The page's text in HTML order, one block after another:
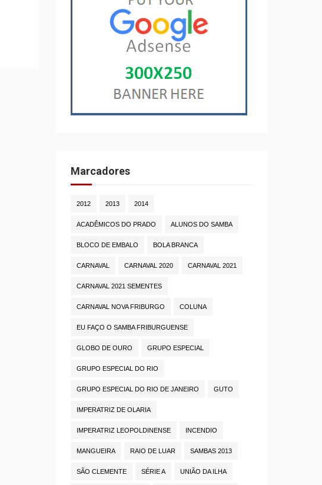
Marcadores
2012 2013 2014
ACADÊMICOS DO PRADO ALUNOS DO SAMBA
BLOCO DE EMBALO BOLA BRANCA
CARNAVAL CARNAVAL 2020 CARNAVAL 2021
CARNAVAL 2021 SEMENTES
CARNAVAL NOVA FRIBURGO COLUNA
EU FAÇO O SAMBA FRIBURGUENSE
GLOBO DE OURO GRUPO ESPECIAL
GRUPO ESPECIAL DO RIO
GRUPO ESPECIAL DO RIO DE JANEIRO GUTO
IMPERATRIZ DE OLARIA
IMPERATRIZ LEOPOLDINENSE INCENDIO
MANGUEIRA RAIO DE LUAR SAMBAS 2013
SÃO CLEMENTE SÉRIE A UNIÃO DA ILHA